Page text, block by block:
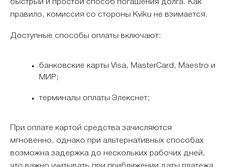
быстрый и простой способ погашения долга. Как
правило, комиссия со стороны Kviku не взимается.
Доступные способы оплаты включают:
банковские карты Visa, MasterCard, Maestro и
МИР;
терминалы оплаты Элекснет;
При оплате картой средства зачисляются
мгновенно, однако при альтернативных способах
возможна задержка до нескольких рабочих дней,